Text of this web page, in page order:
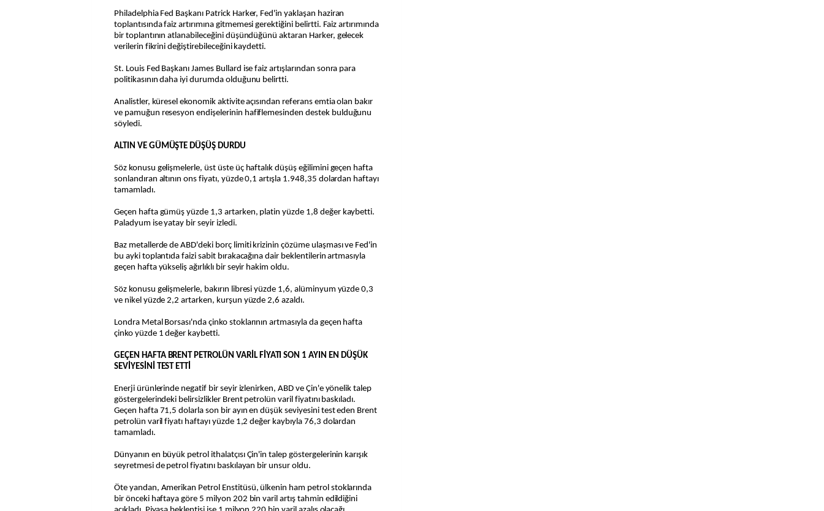
Philadelphia Fed Başkanı Patrick Harker, Fed'in yaklaşan haziran
toplantısında faiz artırımına gitmemesi gerektiğini belirtti. Faiz artırımında
bir toplantının atlanabileceğini düşündüğünü aktaran Harker, gelecek
verilerin fikrini değiştirebileceğini kaydetti.
St. Louis Fed Başkanı James Bullard ise faiz artışlarından sonra para
politikasının daha iyi durumda olduğunu belirtti.
Analistler, küresel ekonomik aktivite açısından referans emtia olan bakır
ve pamuğun resesyon endişelerinin hafiflemesinden destek bulduğunu
söyledi.
ALTIN VE GÜMÜŞTE DÜŞÜŞ DURDU
Söz konusu gelişmelerle, üst üste üç haftalık düşüş eğilimini geçen hafta
sonlandıran altının ons fiyatı, yüzde 0,1 artışla 1.948,35 dolardan haftayı
tamamladı.
Geçen hafta gümüş yüzde 1,3 artarken, platin yüzde 1,8 değer kaybetti.
Paladyum ise yatay bir seyir izledi.
Baz metallerde de ABD'deki borç limiti krizinin çözüme ulaşması ve Fed'in
bu ayki toplantıda faizi sabit bırakacağına dair beklentilerin artmasıyla
geçen hafta yükseliş ağırlıklı bir seyir hakim oldu.
Söz konusu gelişmelerle, bakırın libresi yüzde 1,6, alüminyum yüzde 0,3
ve nikel yüzde 2,2 artarken, kurşun yüzde 2,6 azaldı.
Londra Metal Borsası'nda çinko stoklarının artmasıyla da geçen hafta
çinko yüzde 1 değer kaybetti.
GEÇEN HAFTA BRENT PETROLÜN VARİL FİYATI SON 1 AYIN EN DÜŞÜK
SEVİYESİNİ TEST ETTİ
Enerji ürünlerinde negatif bir seyir izlenirken, ABD ve Çin'e yönelik talep
göstergelerindeki belirsizlikler Brent petrolün varil fiyatını baskıladı.
Geçen hafta 71,5 dolarla son bir ayın en düşük seviyesini test eden Brent
petrolün varil fiyatı haftayı yüzde 1,2 değer kaybıyla 76,3 dolardan
tamamladı.
Dünyanın en büyük petrol ithalatçısı Çin'in talep göstergelerinin karışık
seyretmesi de petrol fiyatını baskılayan bir unsur oldu.
Öte yandan, Amerikan Petrol Enstitüsü, ülkenin ham petrol stoklarında
bir önceki haftaya göre 5 milyon 202 bin varil artış tahmin edildiğini